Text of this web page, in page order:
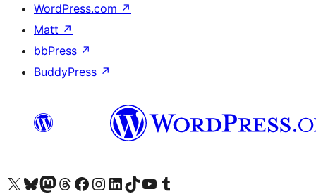
WordPress.com ↗
Matt ↗
bbPress ↗
BuddyPress ↗
Bezoek ons X (voorheen Twitter) account
Bezoek ons Bluesky account
Bezoek ons Mastodon account
Bezoek ons Threads account
Onze Facebook pagina bezoeken
Bezoek ons Instagram account
Bezoek ons LinkedIn account
Bezoek ons TikTok account
Bezoek ons YouTube kanaalBezoek ons Tumblr account